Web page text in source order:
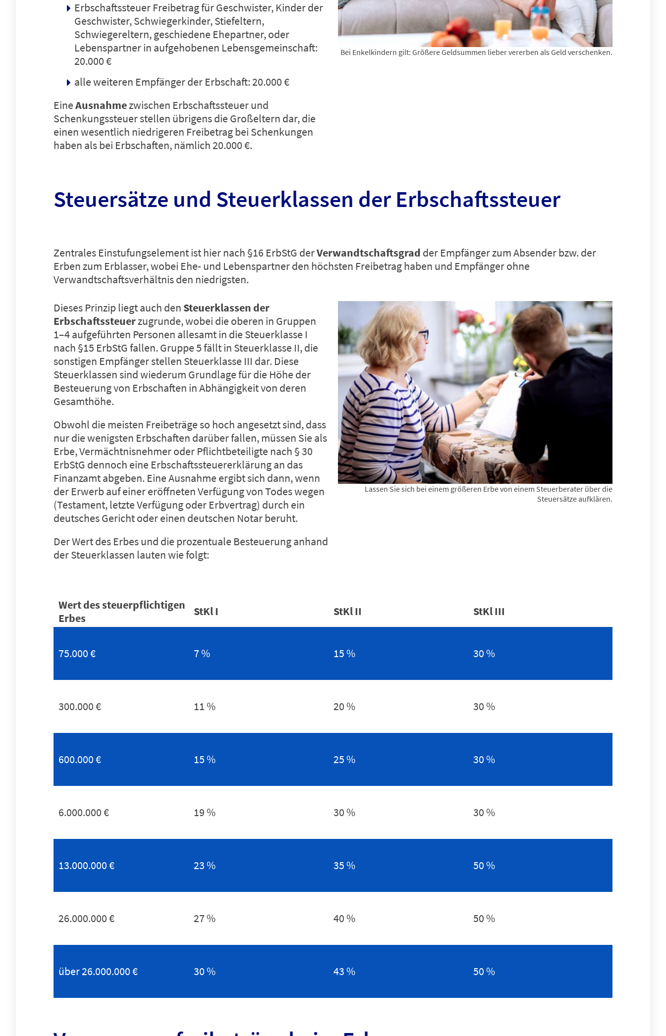
Erbschaftssteuer Freibetrag für Geschwister, Kinder der
Geschwister, Schwiegerkinder, Stiefeltern,
Schwiegereltern, geschiedene Ehepartner, oder
Lebenspartner in aufgehobenen Lebensgemeinschaft:
20.000 €
alle weiteren Empfänger der Erbschaft: 20.000 €
EineAusnahmezwischen Erbschaftssteuer und
Schenkungssteuer stellen übrigens die Großeltern dar, die
einen wesentlich niedrigeren Freibetrag bei Schenkungen
haben als bei Erbschaften, nämlich 20.000 €.
Bei Enkelkindern gilt: Größere Geldsummen lieber vererben als Geld verschenken.
Steuersätze und Steuerklassen der Erbschaftssteuer
Zentrales Einstufungselement ist hier nach §16 ErbStG derVerwandtschaftsgrad der Empfänger zum Absender bzw. der
Erben zum Erblasser, wobei Ehe- und Lebenspartner den höchsten Freibetrag haben und Empfänger ohne
Verwandtschaftsverhältnis den niedrigsten.
Dieses Prinzip liegt auch den Steuerklassen der
Erbschaftssteuerzugrunde, wobei die oberen in Gruppen
1–4 aufgeführten Personen allesamt in die Steuerklasse I
nach §15 ErbStG fallen. Gruppe 5 fällt in Steuerklasse II, die
sonstigen Empfänger stellen Steuerklasse III dar. Diese
Steuerklassen sind wiederum Grundlage für die Höhe der
Besteuerung von Erbschaften in Abhängigkeit von deren
Gesamthöhe.
Obwohl die meisten Freibeträge so hoch angesetzt sind, dass
nur die wenigsten Erbschaften darüber fallen, müssen Sie als
Erbe, Vermächtnisnehmer oder Pflichtbeteiligte nach § 30
ErbStG dennoch eine Erbschaftssteuererklärungan das
Finanzamt abgeben. Eine Ausnahme ergibt sich dann, wenn
der Erwerb auf einer eröffneten Verfügung von Todes wegen
(Testament, letzte Verfügung oder Erbvertrag) durch ein
deutsches Gericht oder einen deutschen Notar beruht.
Der Wert des Erbes und die prozentuale Besteuerung anhand
der Steuerklassen lauten wie folgt:
Lassen Sie sich bei einem größeren Erbe von einem Steuerberater über die
Steuersätze aufklären.
Wert des steuerpflichtigen
Erbes
StKlI StKlII StKlIII
75.000 € 7 % 15 % 30 %
300.000 € 11 % 20 % 30 %
600.000 € 15 % 25 % 30 %
6.000.000 € 19 % 30 % 30 %
13.000.000 € 23 % 35 % 50 %
26.000.000 € 27 % 40 % 50 %
über 26.000.000 € 30 % 43 % 50 %